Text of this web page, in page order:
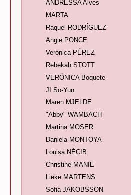
ANDRESSA Alves
MARTA
Raquel RODRÍGUEZ
Angie PONCE
Verónica PÉREZ
Rebekah STOTT
VERÓNICA Boquete
JI So-Yun
Maren MJELDE
"Abby" WAMBACH
Martina MOSER
Daniela MONTOYA
Louisa NÉCIB
Christine MANIE
Lieke MARTENS
Sofia JAKOBSSON